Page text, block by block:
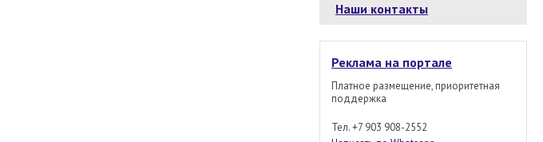
Наши контакты
Реклама на портале
Платное размещение, приоритетная
поддержка
Тел. +7 903 908-2552